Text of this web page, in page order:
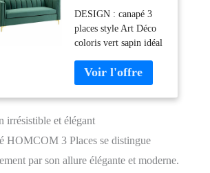
piètement Acier
doré revêtement
Velours Vert
Sapin
DESIGN : canapé 3
places style Art Déco
coloris vert sapin idéal
touche supplémentaire
de raffinement à votre
intérieur - Belles lignes
droites avec tapissage
en velours coutures
apparentes et piètement
acier doré qui lui
irrésistible et élégant
HOMCOM 3 Places se distingue
par son allure élégante et moderne.